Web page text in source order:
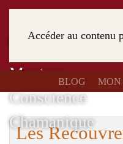
Accéder au contenu
BLOG MON
Les